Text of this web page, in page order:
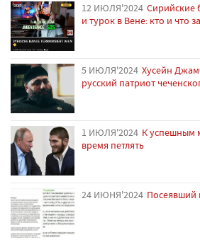
12 ИЮЛЯ'2024 Сирийские
и турок в Вене: кто и что
5 ИЮЛЯ'2024 Хусейн
русский патриот
1 ИЮЛЯ'2024 К успешным
время петлять
24 ИЮНЯ'2024 Посеявший